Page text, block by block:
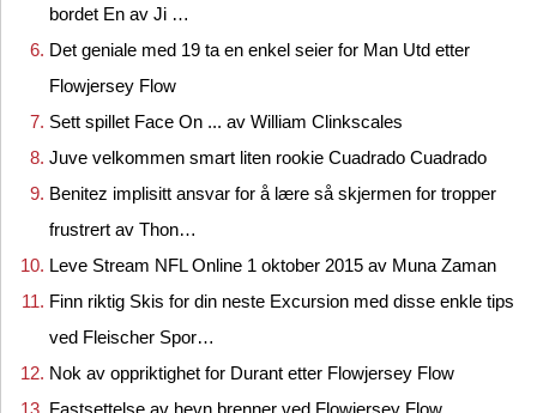
bordet En av Ji …
Det geniale med 19 ta en enkel seier for Man Utd etter
Flowjersey Flow
Sett spillet Face On ... av William Clinkscales
Juve velkommen smart liten rookie Cuadrado Cuadrado
Benitez implisitt ansvar for å lære så skjermen for tropper
frustrert av Thon…
Leve Stream NFL Online 1 oktober 2015 av Muna Zaman
Finn riktig Skis for din neste Excursion med disse enkle tips
ved Fleischer Spor…
Nok av oppriktighet for Durant etter Flowjersey Flow
Fastsettelse av hevn brenner ved Flowjersey Flow